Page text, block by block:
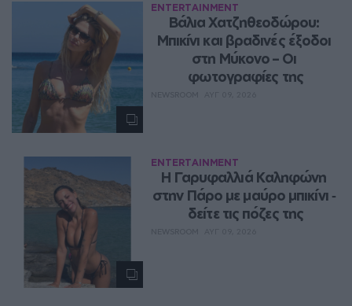
ENTERTAINMENT
Βάλια Χατζηθεοδώρου:
Μπικίνι και βραδινές έξοδοι
στη Μύκονο – Οι
φωτογραφίες της
ENTERTAINMENT
Η Γαρυφαλλιά Καληφώνη
στην Πάρο με μαύρο μπικίνι ‑
δείτε τις πόζες της